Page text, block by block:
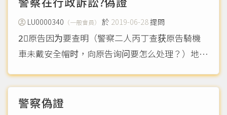
唆？LU0000340 （一般會員） 於 2019-06-28提問
2⃣️原告因为要查明（警察二人丙丁查获原告騎機
車未戴安全帽时，向原告询问要怎么处理？）地方
实如上。法官同意原告声请，传讯警察丙到庭作
证。警察丙在下一次庭期，到庭作证，并且具结之
警察偽證